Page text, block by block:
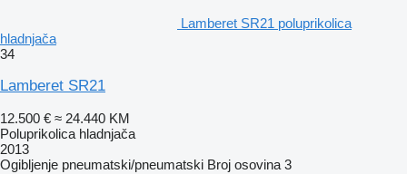
Lamberet SR21 poluprikolica
hladnjača
34
Lamberet SR21
12.500 € ≈ 24.440 KM
Poluprikolica hladnjača
2013
Ogibljenje pneumatski/pneumatski Broj osovina 3